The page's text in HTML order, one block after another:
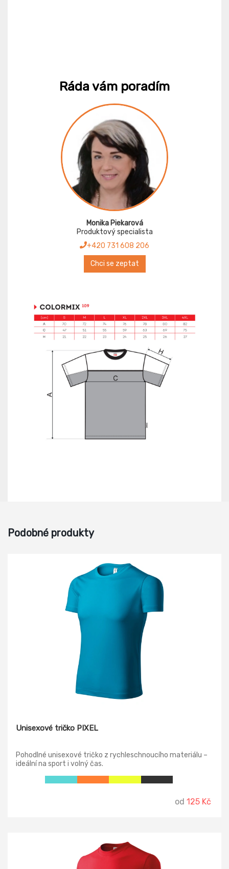
Ráda vám poradím
Monika Piekarová
Produktový specialista
+420 731 608 206
Chci se zeptat
Podobné produkty
Unisexové tričko PIXEL
Pohodlné unisexové tričko z rychleschnoucího materiálu –
ideální na sport i volný čas.
od 125 Kč